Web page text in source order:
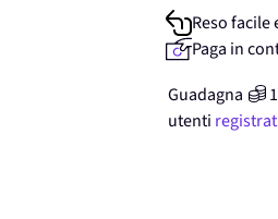
Reso facile
Paga in
Guadagna
utenti